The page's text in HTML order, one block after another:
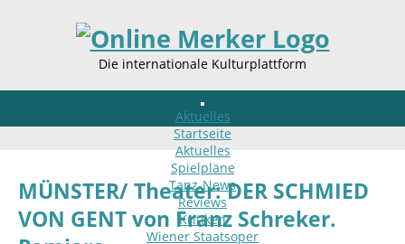
Die internationale Kulturplattform
Aktuelles
Startseite
Aktuelles
Spielpläne
Tanz-News
Reviews
Kritiken
Wiener Staatsoper
MÜNSTER/ Theater: DER SCHMIED
VON GENT von Franz Schreker.